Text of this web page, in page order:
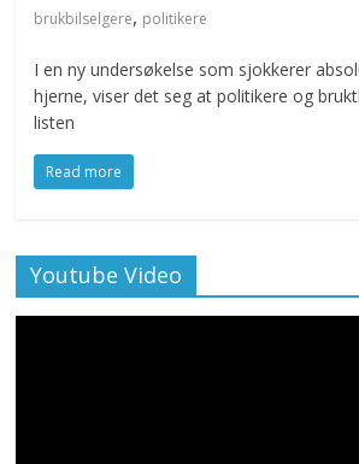
brukbilselgere, politikere
I en ny undersøkelse som sjokkerer
hjerne, viser det seg at politikere og
listen
Read more
Youtube Video